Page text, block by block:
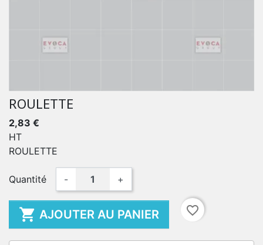
ROULETTE
2,83 €
HT
ROULETTE
Quantité - +
 AJOUTER AU PANIER favorite_border